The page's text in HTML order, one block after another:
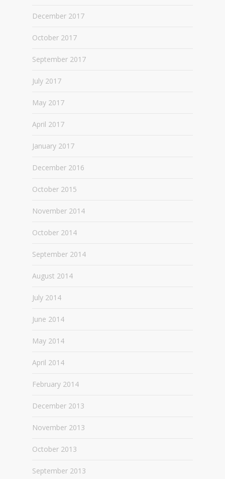
December 2017
October 2017
September 2017
July 2017
May 2017
April 2017
January 2017
December 2016
October 2015
November 2014
October 2014
September 2014
August 2014
July 2014
June 2014
May 2014
April 2014
February 2014
December 2013
November 2013
October 2013
September 2013